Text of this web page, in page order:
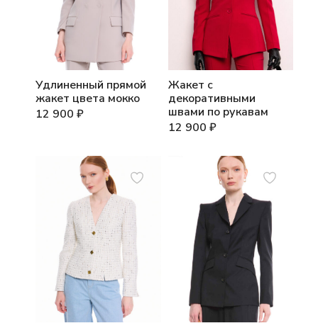
Удлиненный прямой
жакет цвета мокко
12 900 ₽
Жакет с
декоративными
швами по рукавам
12 900 ₽